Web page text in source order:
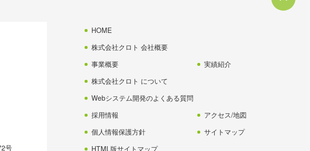
号
HOME
株式会社クロト 会社概要
事業概要
実績紹介
株式会社クロト について
Webシステム開発のよくある質問
採用情報
アクセス/地図
個人情報保護方針
サイトマップ
HTML版サイトマップ